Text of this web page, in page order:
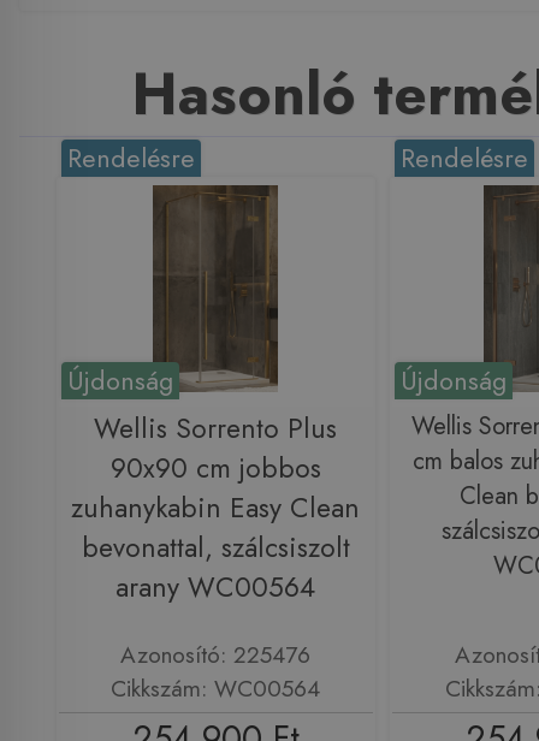
Hasonló
Újdonság
Rendelésre
Wellis Sorrento Plus
90x90 cm jobbos
zuhanykabin Easy Clean
bevonattal, szálcsiszolt
arany WC00564
Azonosító: 225476
Cikkszám: WC00564
Újdonság
Rendelésre
Wellis
cm balos
Clean